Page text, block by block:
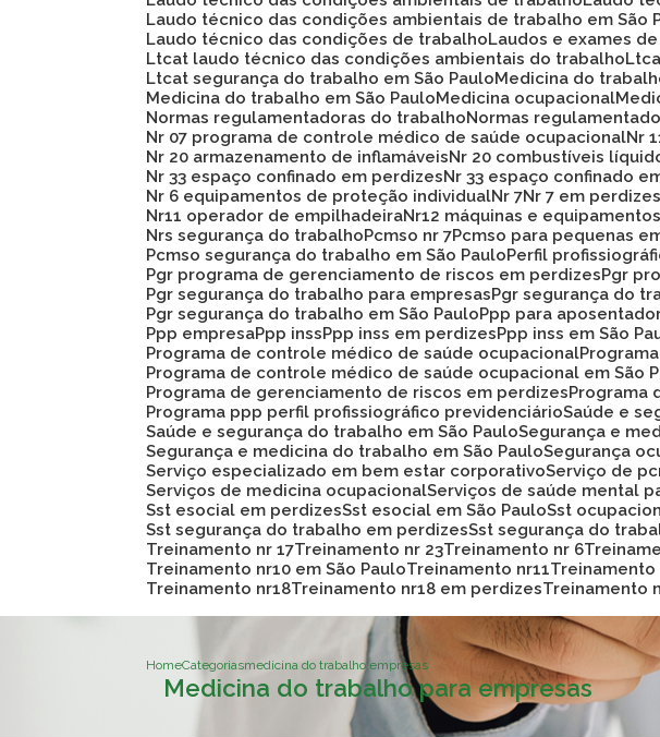
Laudo técnico das condições ambientais de trabalho em São
Laudo técnico das condições de trabalho
Laudos e exames
Ltcat laudo técnico das condições ambientais do trabalho
Ltcat segurança do trabalho em São Paulo
Medicina do
Medicina do trabalho em São Paulo
Medicina ocupacional
Normas regulamentadoras do trabalho
Normas
Nr 07 programa de controle médico de saúde ocupacional
Nr 20 armazenamento de inflamáveis
Nr 20 combustíveis
Nr 33 espaço confinado em perdizes
Nr 33 espaço confinado
Nr 6 equipamentos de proteção individual
Nr 7 Nr 7 em perdizes
Nr11 operador de empilhadeira
Nr12 máquinas e
Nrs segurança do trabalho
Pcmso nr 7 Pcmso para pequenas
Pcmso segurança do trabalho em São Paulo
Perfil
Pgr programa de gerenciamento de riscos em perdizes
Pgr
Pgr segurança do trabalho para empresas
Pgr segurança do
Pgr segurança do trabalho em São Paulo
Ppp para
Ppp empresa Ppp inss Ppp inss em perdizes Ppp inss em São
Programa de controle médico de saúde ocupacional
Programa de controle médico de saúde ocupacional em São
Programa de gerenciamento de riscos em perdizes
Programa ppp perfil profissiográfico previdenciário Saúde e
Saúde e segurança do trabalho em São Paulo Segurança e
Segurança e medicina do trabalho em São Paulo Segurança
Serviço especializado em bem estar corporativo Serviço de
Serviços de medicina ocupacional Serviços de saúde mental
Sst esocial em perdizes Sst esocial em São Paulo Sst
Sst segurança do trabalho em perdizes Sst segurança do
Treinamento nr 17
Treinamento nr 23 Treinamento nr 6
Treinamento nr10 em São Paulo
Treinamento nr11
Treinamento nr18
Treinamento nr18 em perdizes Treinamento
HomeCategoriasmedicina do trabalho empresas
Medicina do trabalho para empresas